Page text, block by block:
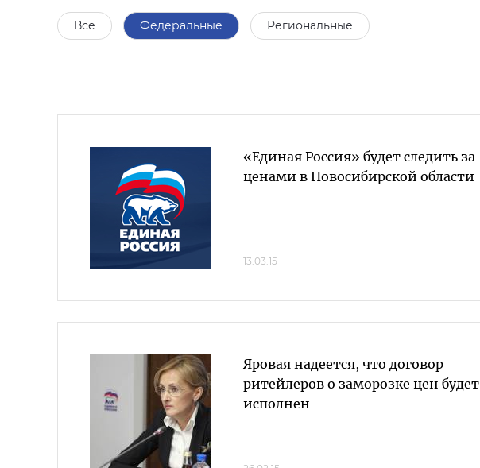
Все Федеральные Региональные
«Единая Россия» будет следить за
ценами в Новосибирской области
13.03.15
Яровая надеется, что договор
ритейлеров о заморозке цен будет
исполнен